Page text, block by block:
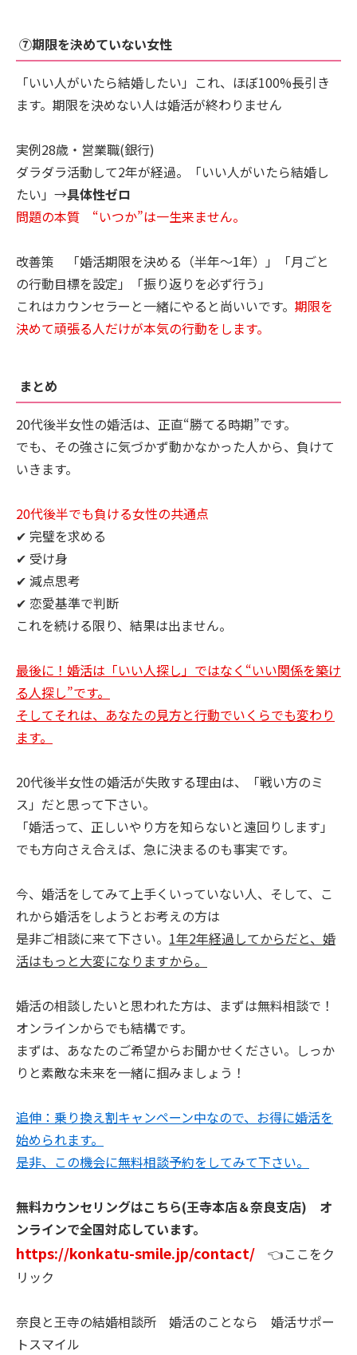
⑦期限を決めていない女性
「いい人がいたら結婚したい」これ、ほぼ100%長引き
ます。期限を決めない人は婚活が終わりません
実例28歳・営業職(銀行)
ダラダラ活動して2年が経過。「いい人がいたら結婚し
たい」→具体性ゼロ
問題の本質 “いつか”は一生来ません。
改善策 「婚活期限を決める（半年〜1年）」「月ごと
の行動目標を設定」「振り返りを必ず行う」
これはカウンセラーと一緒にやると尚いいです。 期限を
決めて頑張る人だけが本気の行動をします。
まとめ
20代後半女性の婚活は、正直“勝てる時期”です。
でも、その強さに気づかず動かなかった人から、負けて
いきます。
20代後半でも負ける女性の共通点
✔ 完璧を求める
✔ 受け身
✔ 減点思考
✔ 恋愛基準で判断
これを続ける限り、結果は出ません。
最後に！婚活は「いい人探し」ではなく“いい関係を築け
る人探し”です。
そしてそれは、あなたの見方と行動でいくらでも変わり
ます。
20代後半女性の婚活が失敗する理由は、「戦い方のミ
ス」だと思って下さい。
「婚活って、正しいやり方を知らないと遠回りします」
でも方向さえ合えば、急に決まるのも事実です。
今、婚活をしてみて上手くいっていない人、そして、こ
れから婚活をしようとお考えの方は
是非ご相談に来て下さい。 1年2年経過してからだと、婚
活はもっと大変になりますから。
婚活の相談したいと思われた方は、まずは無料相談で！
オンラインからでも結構です。
まずは、あなたのご希望からお聞かせください。しっか
りと素敵な未来を一緒に掴みましょう！
追伸：乗り換え割キャンペーン中なので、お得に婚活を
始められます。
是非、この機会に無料相談予約をしてみて下さい。
無料カウンセリングはこちら(王寺本店＆奈良支店) オ
ンラインで全国対応しています。
https://konkatu-smile.jp/contact/ 👈ここをク
リック
奈良と王寺の結婚相談所 婚活のことなら 婚活サポー
トスマイル